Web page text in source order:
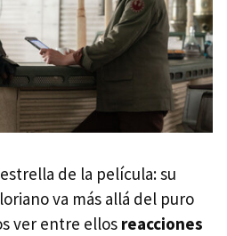
de la película: su
va más allá del puro
ver entre ellos reacciones